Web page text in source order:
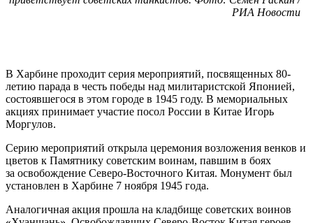
РИА Новости
В Харбине проходит серия мероприятий, посвященных 80-
летию парада в честь победы над милитаристской Японией,
состоявшегося в этом городе в 1945 году. В мемориальных
акциях принимает участие посол России в Китае Игорь
Моргулов.
Серию мероприятий открыла церемония возложения венков и
цветов к Памятнику советским воинам, павшим в боях
за освобождение Северо-Восточного Китая. Монумент был
установлен в Харбине 7 ноября 1945 года.
Аналогичная акция прошла на кладбище советских воинов